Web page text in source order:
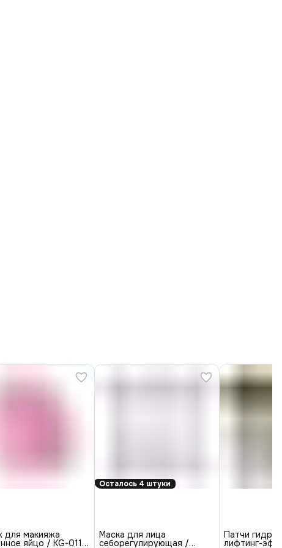
для макияжа
яйцо / KG-011,
Осталось 4 штуки
Маска для лица
себорегулирующая /
Патчи
лифтинг-